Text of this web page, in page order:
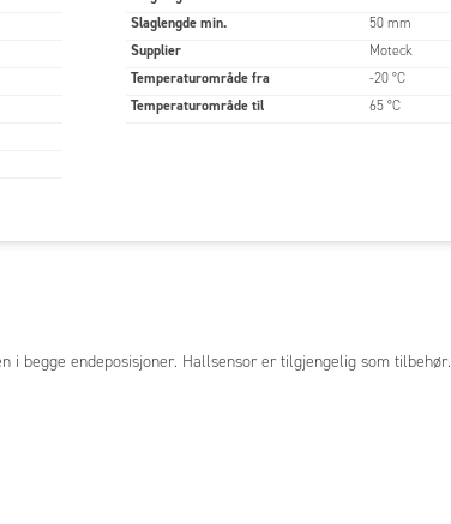
Slaglengde min. 50 mm
Supplier Moteck
Temperaturområde fra -20 °C
Temperaturområde til 65 °C
i begge endeposisjoner. Hallsensor er tilgjengelig som tilbehør.